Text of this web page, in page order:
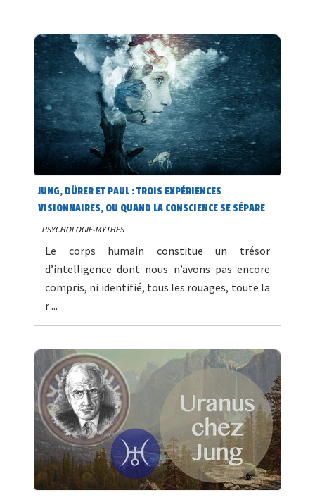
JUNG, DÜRER ET PAUL : TROIS EXPÉRIENCES
VISIONNAIRES, OU QUAND LA CONSCIENCE SE SÉPARE
DU CORPS 2/15
PSYCHOLOGIE-MYTHES
Le corps humain constitue un trésor
d’intelligence dont nous n’avons pas encore
compris, ni identifié, tous les rouages, toute la
r ...